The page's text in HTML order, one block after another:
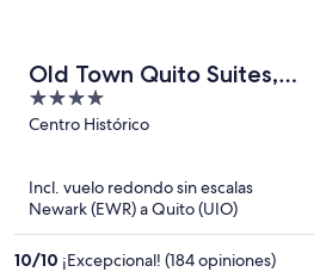
Old Town Quito Suites,
Apartments & Boutique
4
out
Centro Histórico
Incl. vuelo redondo sin escalas
Newark (EWR) a Quito (UIO)
10/10 ¡Excepcional! (184 opiniones)